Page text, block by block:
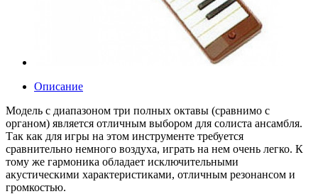
Описание
Модель с диапазоном три полных октавы (сравнимо с
органом) является отличным выбором для солиста ансамбля.
Так как для игры на этом инструменте требуется
сравнительно немного воздуха, играть на нем очень легко. К
тому же гармоника обладает исключительными
акустическими характеристиками, отличным резонансом и
громкостью.